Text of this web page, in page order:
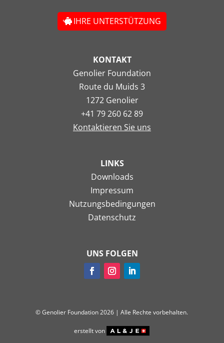
IHRE UNTERSTÜTZUNG
KONTAKT
Genolier Foundation
Route du Muids 3
1272 Genolier
+41 79 260 62 89
Kontaktieren Sie uns
LINKS
Downloads
Impressum
Nutzungsbedingungen
Datenschutz
UNS FOLGEN
© Genolier Foundation 2026 | Alle Rechte vorbehalten.
erstellt von